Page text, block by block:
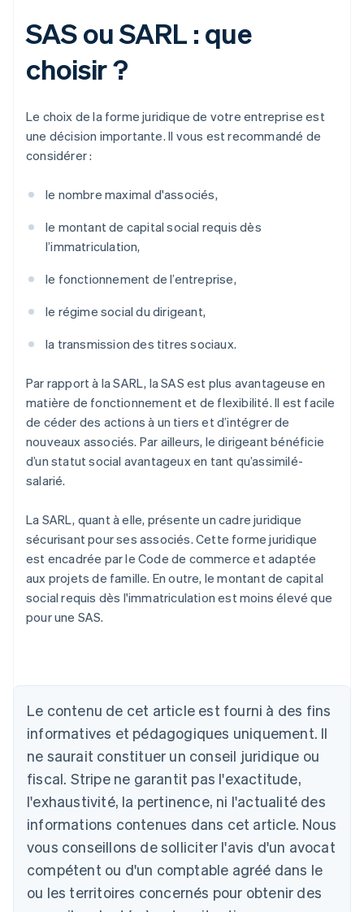
SAS ou SARL : que
choisir ?
Le choix de la forme juridique de votre entreprise est
une décision importante. Il vous est recommandé de
considérer :
le nombre maximal d'associés,
le montant de capital social requis dès
l’immatriculation,
le fonctionnement de l’entreprise,
le régime social du dirigeant,
la transmission des titres sociaux.
Par rapport à la SARL, la SAS est plus avantageuse en
matière de fonctionnement et de flexibilité. Il est facile
de céder des actions à un tiers et d’intégrer de
nouveaux associés. Par ailleurs, le dirigeant bénéficie
d’un statut social avantageux en tant qu’assimilé-
salarié.
La SARL, quant à elle, présente un cadre juridique
sécurisant pour ses associés. Cette forme juridique
est encadrée par le Code de commerce et adaptée
aux projets de famille. En outre, le montant de capital
social requis dès l'immatriculation est moins élevé que
pour une SAS.
Le contenu de cet article est fourni à des fins
informatives et pédagogiques uniquement. Il
ne saurait constituer un conseil juridique ou
fiscal. Stripe ne garantit pas l'exactitude,
l'exhaustivité, la pertinence, ni l'actualité des
informations contenues dans cet article. Nous
vous conseillons de solliciter l'avis d'un avocat
compétent ou d'un comptable agréé dans le
ou les territoires concernés pour obtenir des
Australie
Autriche
DeutschEnglish
Belgique
Nederlands FrançaisDeutsch English
Brésil
PortuguêsEnglish
English
Canada
English Français
Chine continentale
简体中文English